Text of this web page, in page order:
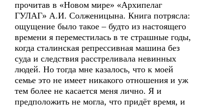
прочитав в «Новом мире» «Архипелаг
ГУЛАГ» А.И. Солженицына. Книга потрясла:
ощущение было такое – будто из настоящего
времени я переместилась в те страшные годы,
когда сталинская репрессивная машина без
суда и следствия расстреливала невинных
людей. Но тогда мне казалось, что к моей
семье это не имеет никакого отношения и уж
тем более не касается меня лично. Я и
предположить не могла, что придёт время, и